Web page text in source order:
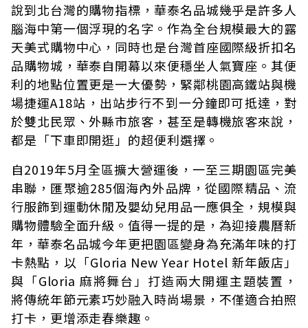
說到北台灣的購物指標，華泰名品城幾乎是許多人
腦海中第一個浮現的名字。作為全台規模最大的露
天美式購物中心，同時也是台灣首座國際級折扣名
品購物城，華泰自開幕以來便穩坐人氣寶座。其便
利的地點位置更是一大優勢，緊鄰桃園高鐵站與機
場捷運A18站，出站步行不到一分鐘即可抵達，對
於雙北民眾、外縣市旅客，甚至是轉機旅客來說，
都是「下車即開逛」的超便利選擇。
自2019年5月全區擴大營運後，一至三期園區完美
串聯，匯聚逾285個海內外品牌，從國際精品、流
行服飾到運動休閒及嬰幼兒用品一應俱全，規模與
購物體驗全面升級。值得一提的是，為迎接農曆新
年，華泰名品城今年更把園區變身為充滿年味的打
卡熱點，以「Gloria New Year Hotel 新年飯店」
與「Gloria 麻將舞台」打造兩大開運主題裝置，
將傳統年節元素巧妙融入時尚場景，不僅適合拍照
打卡，更增添走春樂趣。